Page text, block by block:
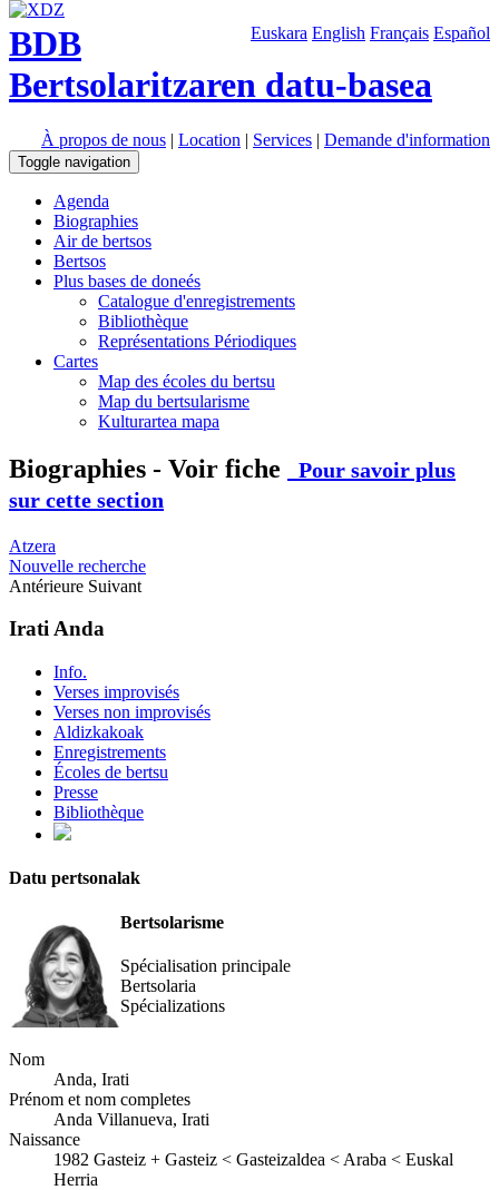
Euskara English Français Español
BDB
Bertsolaritzaren datu-basea
À propos de nous | Location | Services | Demande d'information
Toggle navigation
Agenda
Biographies
Air de bertsos
Bertsos
Plus bases de doneés
Catalogue d'enregistrements
Bibliothèque
Représentations Périodiques
Cartes
Map des écoles du bertsu
Map du bertsularisme
Kulturartea mapa
Biographies - Voir fiche
Pour savoir plus
sur cette section
Atzera
Nouvelle recherche
Antérieure Suivant
Irati Anda
Info.
Verses improvisés
Verses non improvisés
Aldizkakoak
Enregistrements
Écoles de bertsu
Presse
Bibliothèque
Datu pertsonalak
Nom
Anda, Irati
Prénom et nom completes
Anda Villanueva, Irati
Naissance
1982 Gasteiz + Gasteiz < Gasteizaldea < Araba < Euskal
Herria
Bertsolarisme
Spécialisation principale
Bertsolaria
Spécializations